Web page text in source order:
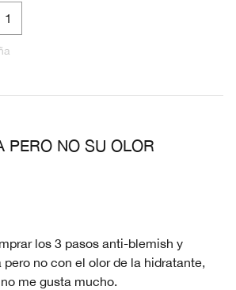
1
PERO NO SU OLOR
los 3 pasos anti-blemish y
no con el olor de la hidratante,
me gusta mucho.